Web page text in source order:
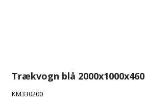
Trækvogn blå 2000x1000x460
KM330200